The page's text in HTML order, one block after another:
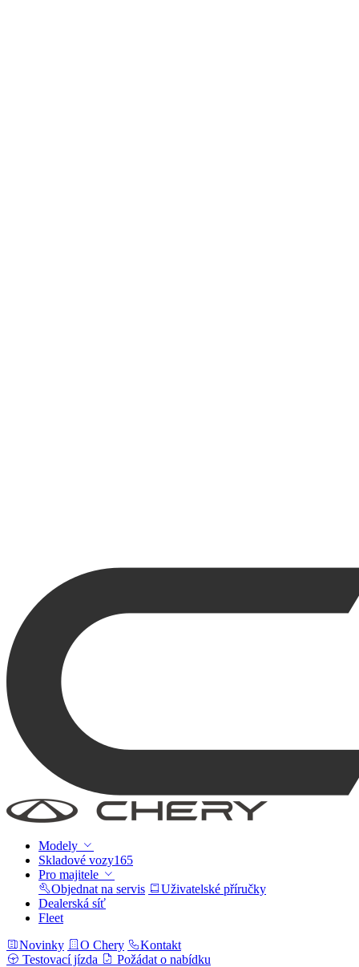
Modely
Skladové vozy165
Pro majitele
Objednat na servis
Uživatelské příručky
Dealerská síť
Fleet
Novinky
O Chery
Kontakt
Testovací jízda
Požádat o nabídku